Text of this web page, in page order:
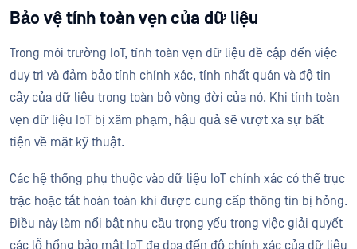
Bảo vệ tính toàn vẹn của dữ liệu
Trong môi trường IoT, tính toàn vẹn dữ liệu đề cập đến việc
duy trì và đảm bảo tính chính xác, tính nhất quán và độ tin
cậy của dữ liệu trong toàn bộ vòng đời của nó. Khi tính toàn
vẹn dữ liệu IoT bị xâm phạm, hậu quả sẽ vượt xa sự bất
tiện về mặt kỹ thuật.
Các hệ thống phụ thuộc vào dữ liệu IoT chính xác có thể trục
trặc hoặc tắt hoàn toàn khi được cung cấp thông tin bị hỏng.
Điều này làm nổi bật nhu cầu trọng yếu trong việc giải quyết
các lỗ hổng bảo mật IoT đe dọa đến độ chính xác của dữ liệu